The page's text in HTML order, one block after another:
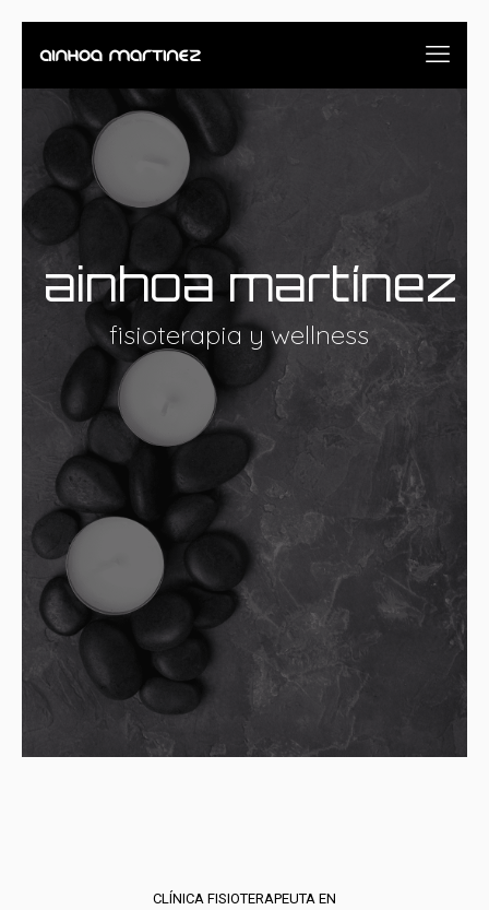
fisioterapia y wellness
ainhoa martínez
CLÍNICA FISIOTERAPEUTA EN